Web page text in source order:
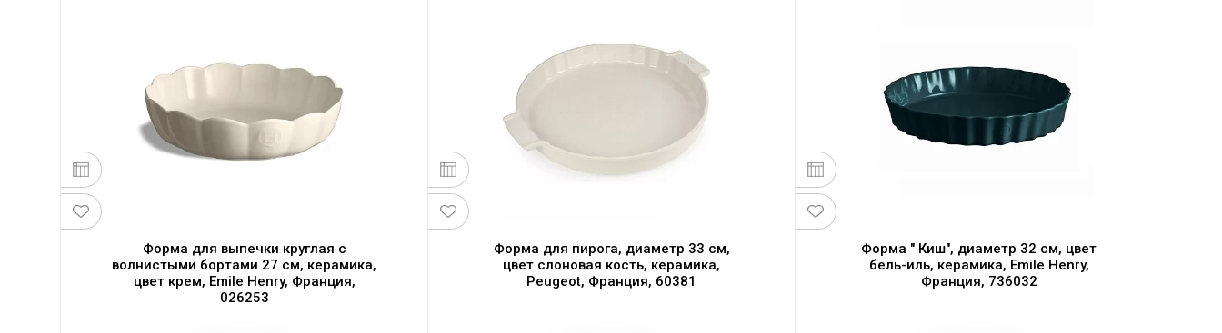
Форма для выпечки круглая с
волнистыми бортами 27 см, керамика,
цвет крем, Emile Henry, Франция,
026253
Форма для пирога, диаметр 33 см,
цвет слоновая кость, керамика,
Peugeot, Франция, 60381
Форма " Киш", диаметр 32 см, цвет
бель-иль, керамика, Emile Henry,
Франция, 736032